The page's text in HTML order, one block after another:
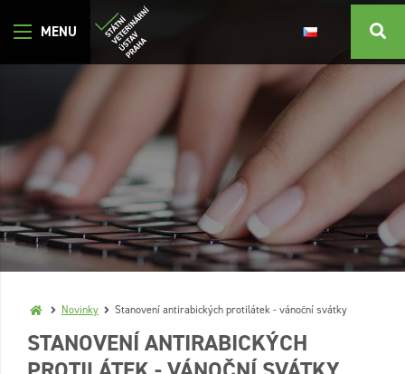
Novinky Stanovení antirabických protilátek - vánoční svátky
STANOVENÍ ANTIRABICKÝCH